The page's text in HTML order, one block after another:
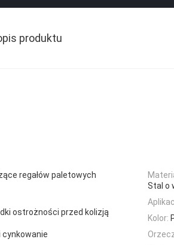
produktu
regałów paletowych
Stal o
ostrożności przed kolizją
Kolor:
cynkowanie